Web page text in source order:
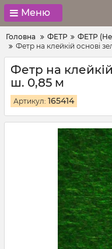
Меню
Головна ФЕТР
ФЕТР
Фетр на клейкій основі
Фетр на
ш. 0,85 м
Артикул: 165414